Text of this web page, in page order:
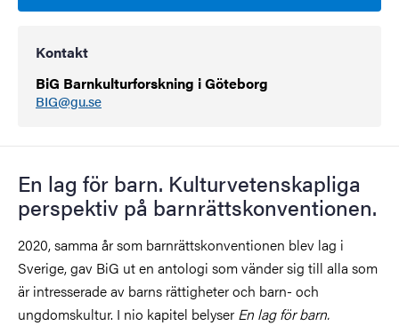
Kontakt
BiG Barnkulturforskning i Göteborg
BIG@gu.se
En lag för barn. Kulturvetenskapliga
perspektiv på barnrättskonventionen.
2020, samma år som barnrättskonventionen blev lag i
Sverige, gav BiG ut en antologi som vänder sig till alla som
är intresserade av barns rättigheter och barn- och
ungdomskultur. I nio kapitel belyser En lag för barn.